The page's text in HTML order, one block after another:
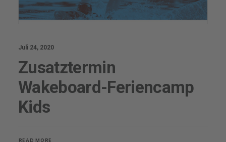
Juli 24, 2020
Zusatztermin
Wakeboard-Feriencamp
Kids
READ MORE